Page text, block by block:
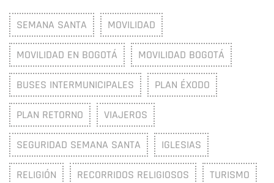
SEMANA SANTA MOVILIDAD
MOVILIDAD EN BOGOTÁ MOVILIDAD BOGOTÁ
BUSES INTERMUNICIPALES PLAN ÉXODO
PLAN RETORNO VIAJEROS
SEGURIDAD SEMANA SANTA IGLESIAS
RELIGIÓN RECORRIDOS RELIGIOSOS TURISMO